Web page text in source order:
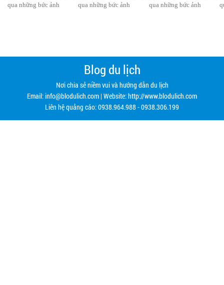
Blog du lịch
Nơi chia sẻ niềm vui và hướng dẫn du lịch
Email:info@blodulich.com | Website: http://www.blodulich.com
Liên hệ quảng cáo: 0938.964.988 - 0938.306.199